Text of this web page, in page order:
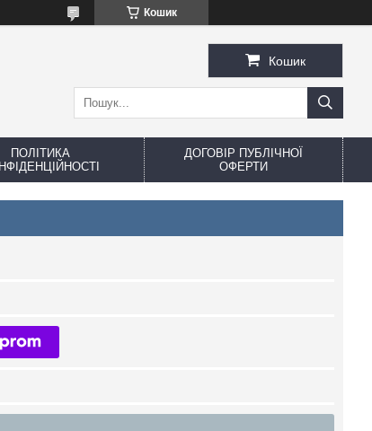
Кошик
Кошик
ПОЛІТИКА
ДОГОВІР ПУБЛІЧНОЇ
ОФЕРТИ